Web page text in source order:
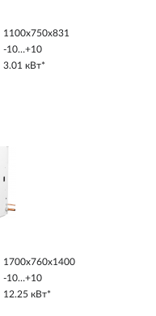
1100х750х831
-10…+10
3.01 кВт*
1700х760х1400
-10…+10
12.25 кВт*